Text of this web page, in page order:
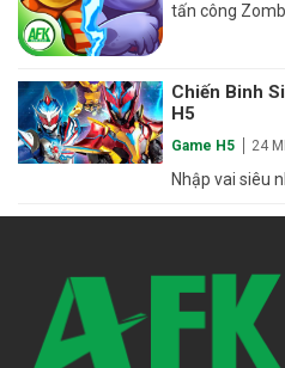
tấn công
Chiến Binh
H5
Game H5 24
Nhập vai siêu